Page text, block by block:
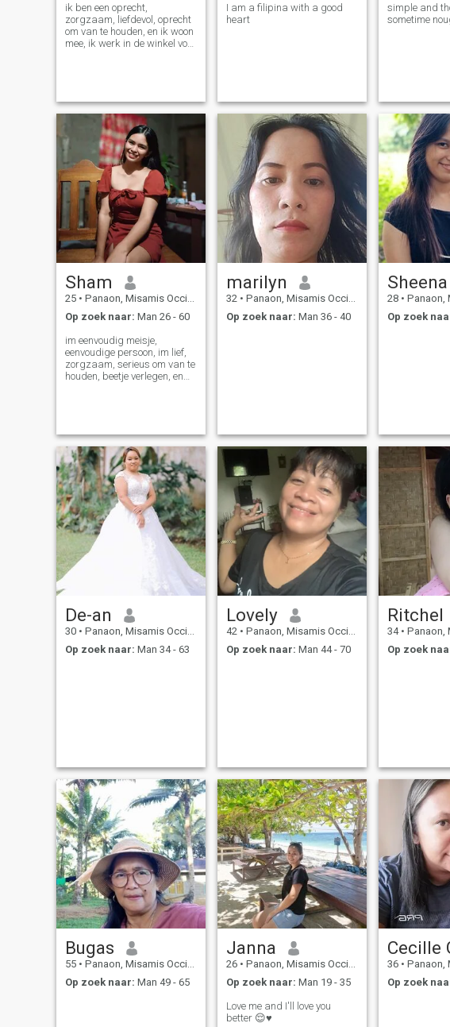
ik ben een oprecht,
zorgzaam, liefdevol, oprecht
om van te houden, en ik woon
mee, ik werk in de winkel voor
voor het eerst persoonlijk
ontmoeten, ik ben nieuw hier
op deze site, ik werk in de
markt winkel in groenten
gebied, ik woon alleen. ik ben
niet goed in het engels, ik hou
ervan om films te kijken in
youtube tom and jerry,
volleybal te spelen.
I am a filipina with a good
heart
simple and
sometime
Sham
25 • Panaon, Misamis Occidental, Filipijnen
Op zoek naar: Man 26 - 60
im eenvoudig meisje,
eenvoudige persoon, im lief,
zorgzaam, serieus om van te
houden, beetje verlegen, en
marilyn
32 • Panaon, Misamis Occidental, Filipijnen
Op zoek naar: Man 36 - 40
28 • Panaon,
Op zoek
De-an
30 • Panaon, Misamis Occidental, Filipijnen
Op zoek naar: Man 34 - 63
Lovely
42 • Panaon, Misamis Occidental, Filipijnen
Op zoek naar: Man 44 - 70
Ritchel
34 • Panaon,
Op zoek
Bugas
55 • Panaon, Misamis Occidental, Filipijnen
Op zoek naar: Man 49 - 65
Janna
26 • Panaon, Misamis Occidental, Filipijnen
Op zoek naar: Man 19 - 35
Love me and I'll love you
better 😌♥️
Cecille
36 • Panaon,
Op zoek